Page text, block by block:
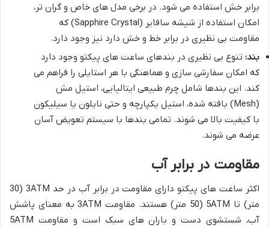
برابر خش استفاده می شود. در برخی مدل های خاص و گران تر،
امکان استفاده از شیشه سافایر (Sapphire Crystal) که
مقاومت بی نظیری در برابر خط و خش دارد نیز وجود دارد.
بند: تنوع بی نظیری در بندهای ساعت های پیکتو وجود دارد
که امکان سفارشی سازی و هماهنگی با هر استایلی را فراهم می
کند. این بندها شامل چرم طبیعی ایتالیایی، استیل مش
(Mesh) بافته شده، استیل یکپارچه و حتی نایلون یا سیلیکون
با کیفیت بالا می شوند. تمامی بندها با سیستم تعویض آسان
عرضه می شوند.
مقاومت در برابر آب
اکثر ساعت های پیکتو دارای مقاومت در برابر آب در حد 3ATM (30
متر) تا 5ATM (50 متر) هستند. مقاومت 3ATM به معنای پاشش
آب، شستشوی دست و باران های سبک است و مقاومت 5ATM